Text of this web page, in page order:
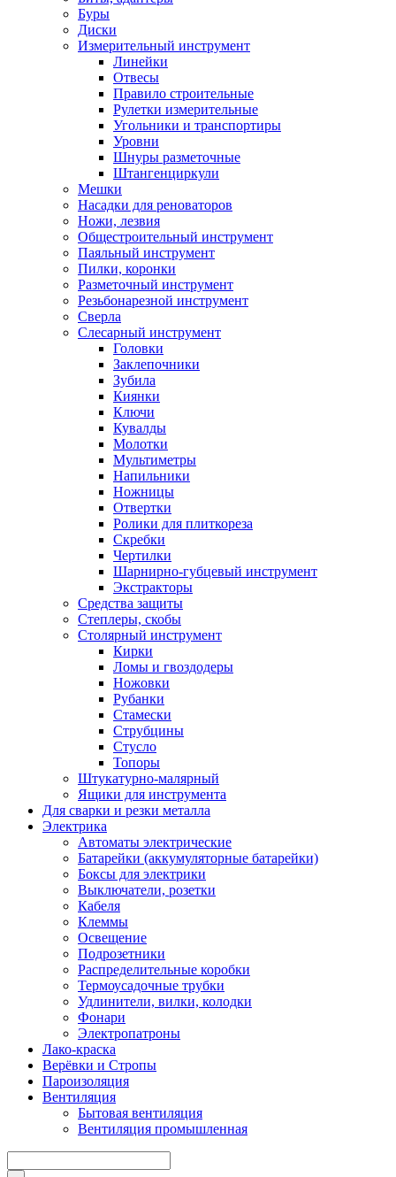
Буры
Диски
Измерительный инструмент
Линейки
Отвесы
Правило строительные
Рулетки измерительные
Угольники и транспортиры
Уровни
Шнуры разметочные
Штангенциркули
Мешки
Насадки для реноваторов
Ножи, лезвия
Общестроительный инструмент
Паяльный инструмент
Пилки, коронки
Разметочный инструмент
Резьбонарезной инструмент
Сверла
Слесарный инструмент
Головки
Заклепочники
Зубила
Киянки
Ключи
Кувалды
Молотки
Мультиметры
Напильники
Ножницы
Отвертки
Ролики для плиткореза
Скребки
Чертилки
Шарнирно-губцевый инструмент
Экстракторы
Средства защиты
Степлеры, скобы
Столярный инструмент
Кирки
Ломы и гвоздодеры
Ножовки
Рубанки
Стамески
Струбцины
Стусло
Топоры
Штукатурно-малярный
Ящики для инструмента
Для сварки и резки металла
Электрика
Автоматы электрические
Батарейки (аккумуляторные батарейки)
Боксы для электрики
Выключатели, розетки
Кабеля
Клеммы
Освещение
Подрозетники
Распределительные коробки
Термоусадочные трубки
Удлинители, вилки, колодки
Фонари
Электропатроны
Лако-краска
Верёвки и Стропы
Пароизоляция
Вентиляция
Бытовая вентиляция
Вентиляция промышленная